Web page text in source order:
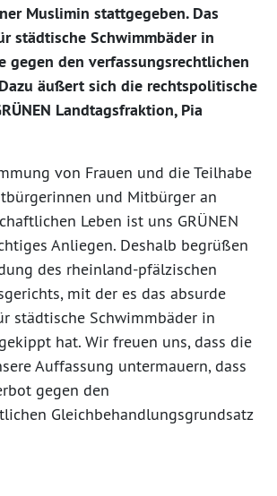
Muslimin stattgegeben. Das
städtische Schwimmbäder in
gegen den verfassungsrechtlichen
äußert sich die rechtspolitische
Landtagsfraktion, Pia
von Frauen und die Teilhabe
und Mitbürger an
Leben ist uns GRÜNEN
Anliegen. Deshalb begrüßen
des rheinland-pfälzischen
mit der es das absurde
städtische Schwimmbäder in
hat. Wir freuen uns, dass die
Auffassung untermauern, dass
gegen den
Gleichbehandlungsgrundsatz